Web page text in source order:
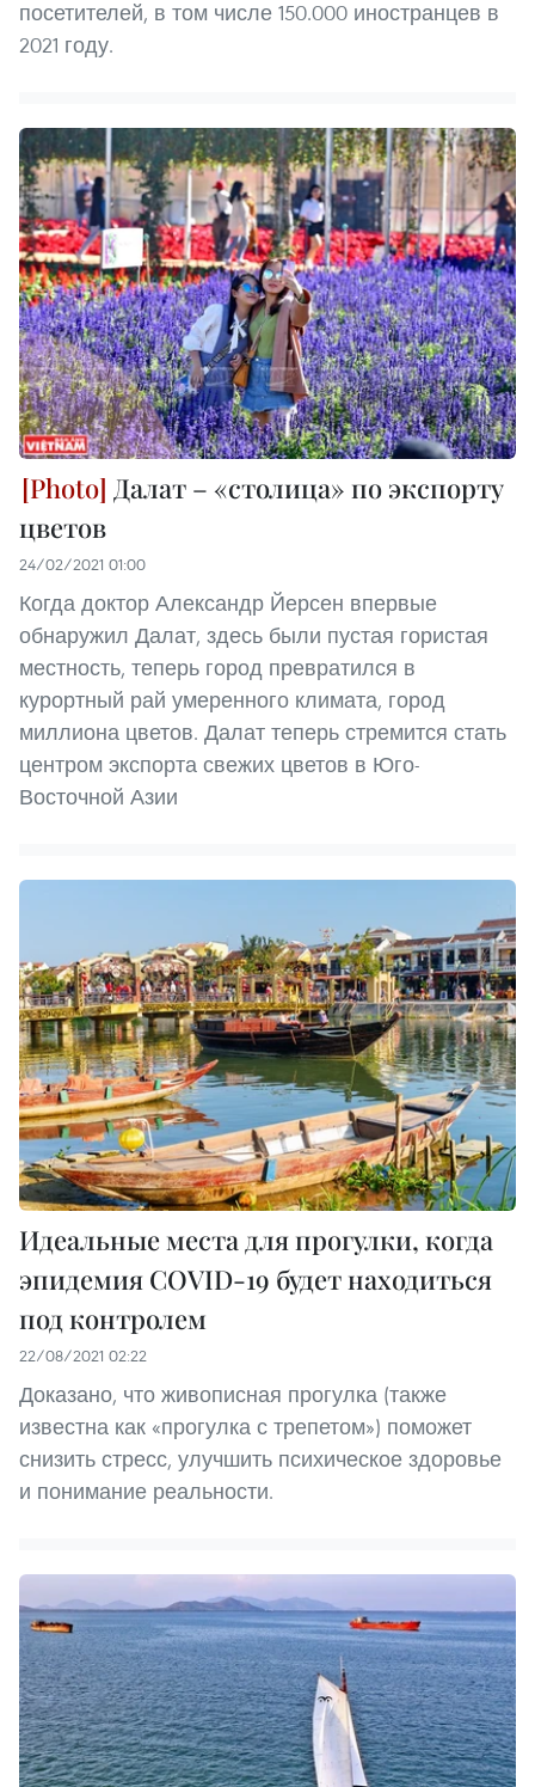
посетителей, в том числе 150.000 иностранцев в
2021 году.
Далат – «столица» по экспорту
цветов
24/02/2021 01:00
Когда доктор Александр Йерсен впервые
обнаружил Далат, здесь были пустая гористая
местность, теперь город превратился в
курортный рай умеренного климата, город
миллиона цветов. Далат теперь стремится стать
центром экспорта свежих цветов в Юго-
Восточной Азии
Идеальные места для прогулки, когда
эпидемия COVID-19 будет находиться
под контролем
22/08/2021 02:22
Доказано, что живописная прогулка (также
известна как «прогулка с трепетом») поможет
снизить стресс, улучшить психическое здоровье
и понимание реальности.